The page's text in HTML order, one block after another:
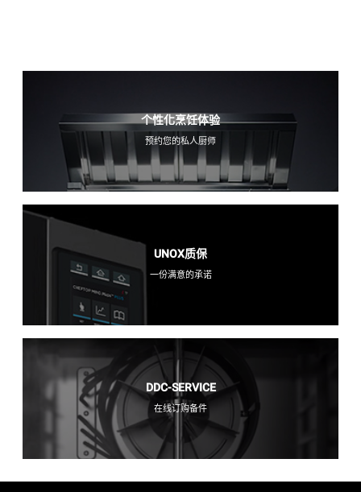
个性化烹饪体验
预约您的私人厨师
UNOX质保
一份满意的承诺
DDC-SERVICE
在线订购备件